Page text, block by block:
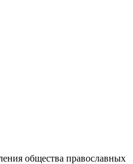
общества православных